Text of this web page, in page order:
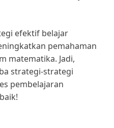
efektif belajar
pemahaman
matematika. Jadi,
strategi-strategi
pembelajaran